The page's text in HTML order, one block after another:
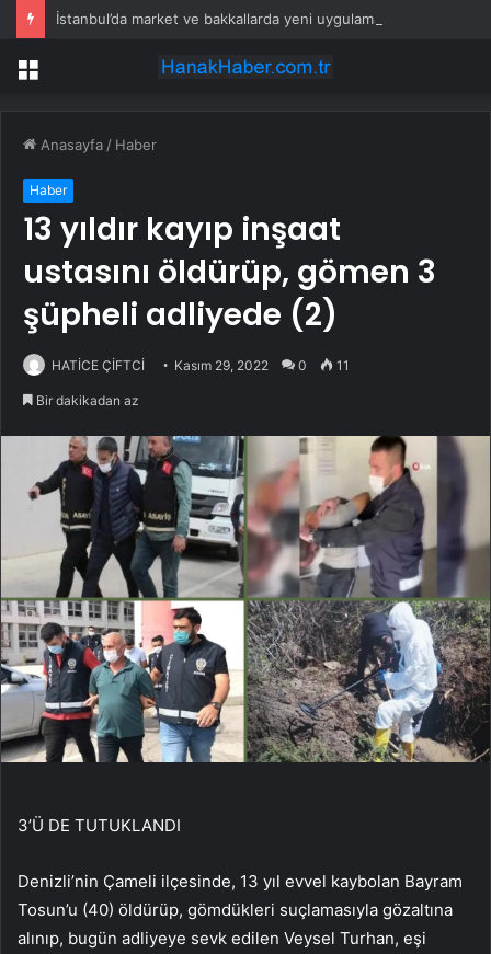
Menü
Anasayfa / Haber
Haber
13 yıldır kayıp inşaat
ustasını öldürüp, gömen 3
şüpheli adliyede (2)
HATİCE ÇİFTCİ Kasım 29, 2022 0 11
Bir dakikadan az
3’Ü DE TUTUKLANDI
Denizli’nin Çameli ilçesinde, 13 yıl evvel kaybolan Bayram
Tosun’u (40) öldürüp, gömdükleri suçlamasıyla gözaltına
alınıp, bugün adliyeye sevk edilen Veysel Turhan, eşi